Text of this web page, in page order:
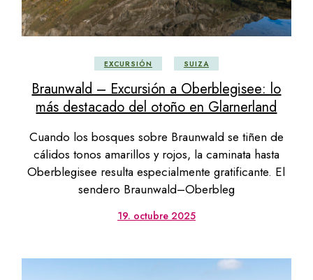
EXCURSIÓN SUIZA
Braunwald – Excursión a Oberblegisee: lo
más destacado del otoño en Glarnerland
Cuando los bosques sobre Braunwald se tiñen de
cálidos tonos amarillos y rojos, la caminata hasta
Oberblegisee resulta especialmente gratificante. El
sendero Braunwald–Oberbleg
19. octubre 2025